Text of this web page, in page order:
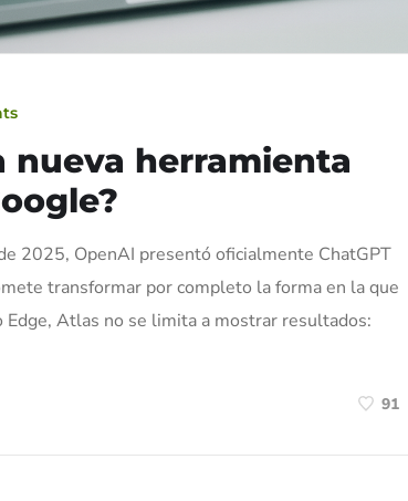
nueva herramienta
2025, OpenAI presentó oficialmente ChatGPT
transformar por completo la forma en la que
Atlas no se limita a mostrar resultados:
91